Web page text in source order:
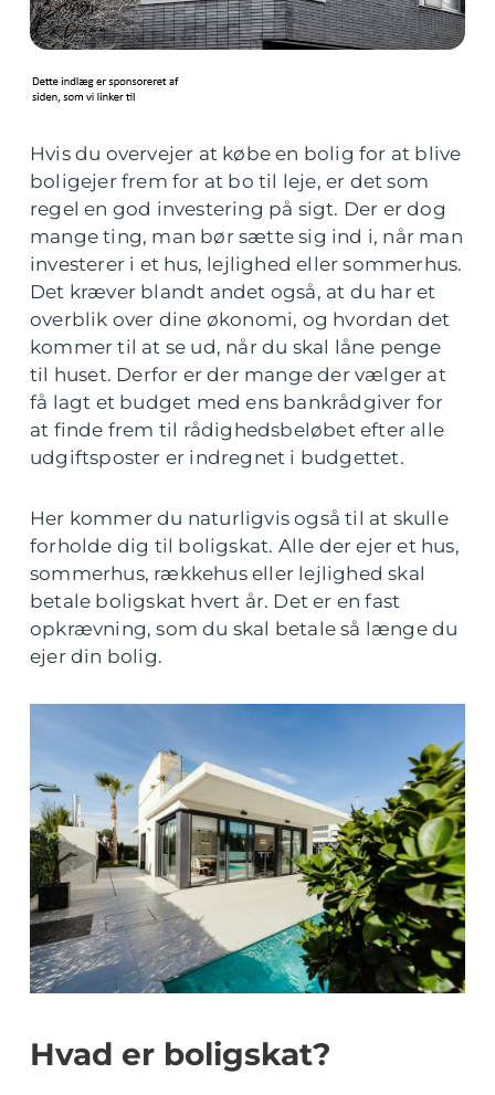
Hvis du overvejer at købe en bolig for at blive
boligejer frem for at bo til leje, er det som
regel en god investering på sigt. Der er dog
mange ting, man bør sætte sig ind i, når man
investerer i et hus, lejlighed eller sommerhus.
Det kræver blandt andet også, at du har et
overblik over dine økonomi, og hvordan det
kommer til at se ud, når du skal låne penge
til huset. Derfor er der mange der vælger at
få lagt et budget med ens bankrådgiver for
at finde frem til rådighedsbeløbet efter alle
udgiftsposter er indregnet i budgettet.
Her kommer du naturligvis også til at skulle
forholde dig til boligskat. Alle der ejer et hus,
sommerhus, rækkehus eller lejlighed skal
betale boligskat hvert år. Det er en fast
opkrævning, som du skal betale så længe du
ejer din bolig.
Hvad er boligskat?